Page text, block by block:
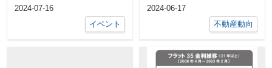
市中京区 最高気温３２度、 最
2024-07-16
イベント
市中京区 最高気温２９度、 最
2024-06-17
不動産動向